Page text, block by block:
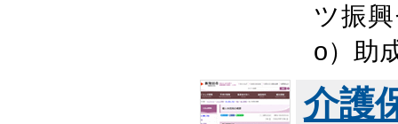
ツ振
o）助
介護